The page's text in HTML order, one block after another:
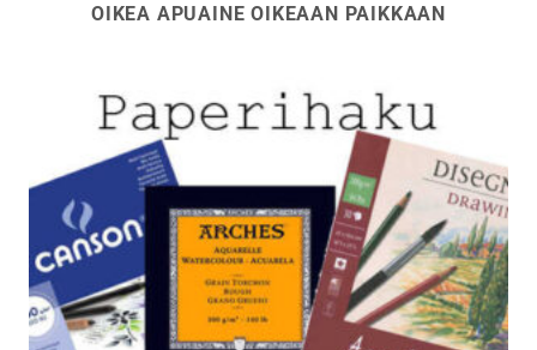
OIKEA APUAINE OIKEAAN PAIKKAAN